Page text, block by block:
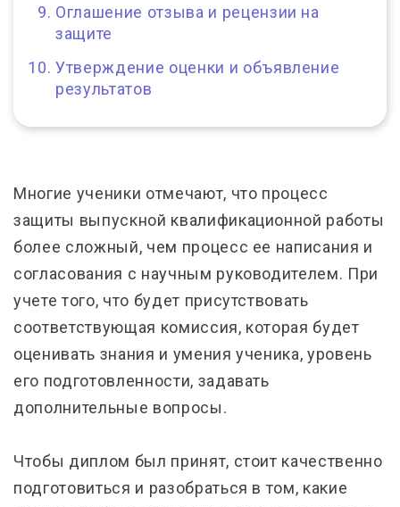
Оглашение отзыва и рецензии на
защите
Утверждение оценки и объявление
результатов
Многие ученики отмечают, что процесс
защиты выпускной квалификационной работы
более сложный, чем процесс ее написания и
согласования с научным руководителем. При
учете того, что будет присутствовать
соответствующая комиссия, которая будет
оценивать знания и умения ученика, уровень
его подготовленности, задавать
дополнительные вопросы.
Чтобы диплом был принят, стоит качественно
подготовиться и разобраться в том, какие